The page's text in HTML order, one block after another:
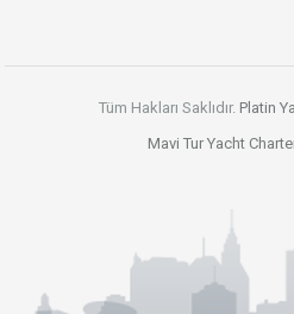
Tüm Hakları Saklıdır. Platin
Mavi Tur Yacht